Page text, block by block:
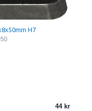
H7
44